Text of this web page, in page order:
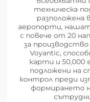
техническа
разположена
аеропорти,
с повече от 20
за
Voyantic,
карти и 50,000
подложени на
контрол преди
формирането